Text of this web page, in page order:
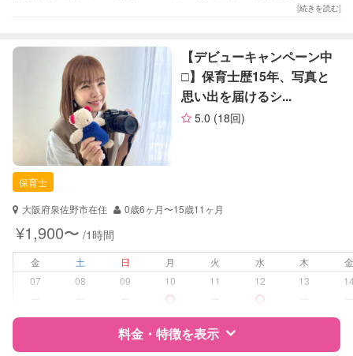
¥1,900〜】全国1位で安心のベビーシッター！」「【デビューキャンペーン中□】保育士歴
保育経験7年以上」などの強みを持つシッターが対応いたします。那智勝浦で様々なスキルを
持ったサポーターの中から、ご予算や依頼内容に合わせて選んでいただけます。
[続きを読む]
【デビューキャンペーン中
□】保育士歴15年、写真と
思い出を届けるシ...
5.0 (18回)
保育士
大阪府泉佐野市在住
0歳6ヶ月〜15歳11ヶ月
¥1,900〜 /1時間
金 土 日 月 火 水 木
07
08 09 10 11 12 13
料金・特徴を表示